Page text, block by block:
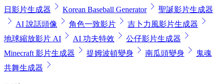
日影片生成器
Korean Baseball Generator
聖誕影片生成器
AI 說話頭像
角色一致影片
吉卜力風影片生成器
地球縮放影片 AI
AI 功夫特效
公仔影片生成器
Minecraft 影片生成器
提姆波頓變身 南瓜頭變身
鬼魂
共舞生成器